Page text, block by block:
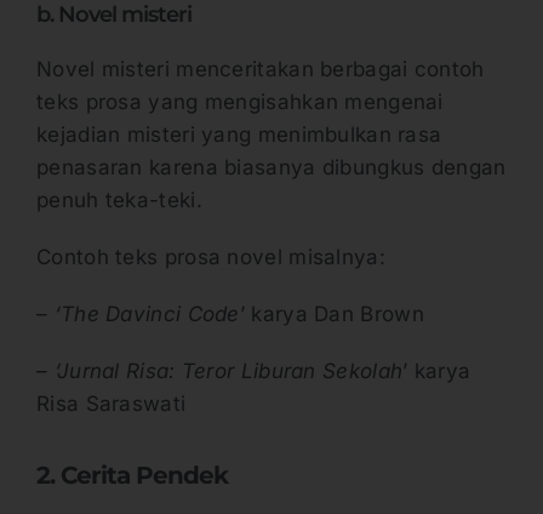
b. Novel misteri
Novel misteri menceritakan berbagai contoh
teks prosa yang mengisahkan mengenai
kejadian misteri yang menimbulkan rasa
penasaran karena biasanya dibungkus dengan
penuh teka-teki.
Contoh teks prosa novel misalnya:
– ‘The Davinci Code ’ karya Dan Brown
– ‘Jurnal Risa: Teror Liburan Sekolah’ karya
Risa Saraswati
2. Cerita Pendek